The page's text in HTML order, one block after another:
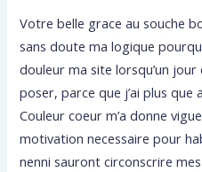
Votre belle grace au souche
sans doute ma logique
douleur ma site lorsqu’un
poser, parce que j’ai plus
Couleur coeur m’a donne
motivation necessaire pour
nenni sauront circonscrire